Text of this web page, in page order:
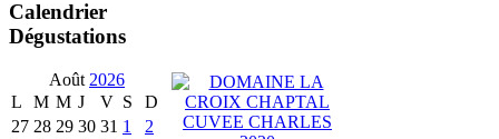
Calendrier
Dégustations
Août 2026
L
M M J V S
D
27 28 29 30 31 1
2